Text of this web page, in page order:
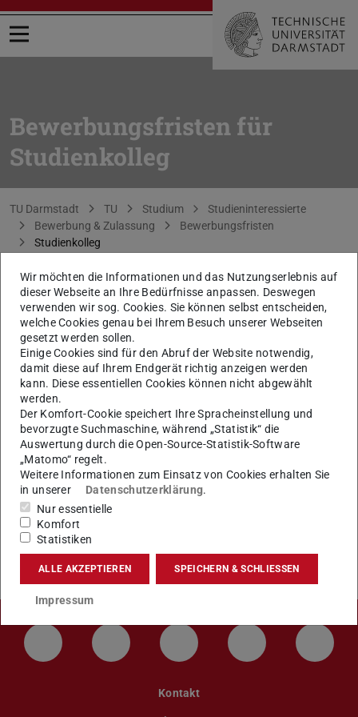
Menü öffnen
Bewerbungsfristen für
Studienkolleg
Sie befinden sich hier:
TU Darmstadt TU Studium
Studieninteressierte
Bewerbung & Zulassung
Bewerbungsfristen
Studienkolleg
KONTAKT
Die Online-Bewerbungsfristen für das Studienkolleg (T-
Kurs/G-Kurs) an der TU Darmstadt sind:
Wintersemester 15.03. – 15.04.
Sommersemester
für internationale Studienbewerber_innen
LinkedIn-Seite der TU Darmstadt
Instagram-Kanal der TU
Bluesky-Kanal der TU
Facebook-
Kontakt
Wir möchten die Informationen und das Nutzungserlebnis auf
dieser Webseite an Ihre Bedürfnisse anpassen. Deswegen
verwenden wir sog. Cookies. Sie können selbst entscheiden,
welche Cookies genau bei Ihrem Besuch unserer Webseiten
gesetzt werden sollen.
Einige Cookies sind für den Abruf der Website notwendig,
damit diese auf Ihrem Endgerät richtig anzeigen werden
kann. Diese essentiellen Cookies können nicht abgewählt
werden.
Der Komfort-Cookie speichert Ihre Spracheinstellung und
bevorzugte Suchmaschine, während „Statistik“ die
Auswertung durch die Open-Source-Statistik-Software
„Matomo“ regelt.
Weitere Informationen zum Einsatz von Cookies erhalten Sie
in unserer
Datenschutzerklärung.
Nur essentielle
Komfort
Statistiken
ALLE AKZEPTIEREN SPEICHERN & SCHLIESSEN
Impressum